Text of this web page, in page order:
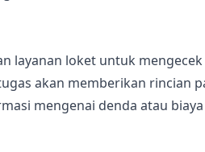
layanan loket untuk
akan memberikan rincian
mengenai denda atau